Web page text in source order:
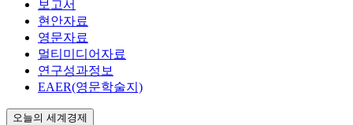
보고서
현안자료
영문자료
멀티미디어자료
연구성과정보
EAER(영문학술지)
오늘의 세계경제